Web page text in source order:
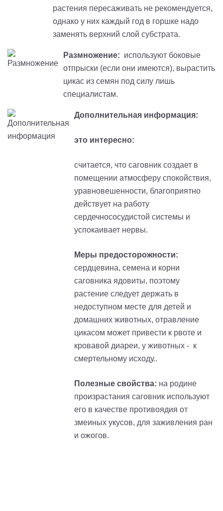
растения пересаживать не рекомендуется,
однако у них каждый год в горшке надо
заменять верхний слой субстрата.
Размножение: используют боковые
отпрыски (если они имеются), вырастить
цикас из семян под силу лишь
специалистам.
Дополнительная информация:
это интересно:
считается, что саговник создает в
помещении атмосферу спокойствия,
уравновешенности, благоприятно
действует на работу
сердечнососудистой системы и
успокаивает нервы.
Меры предосторожности:
сердцевина, семена и корни
саговника ядовиты, поэтому
растение следует держать в
недоступном месте для детей и
домашних животных, отравление
цикасом может привести к рвоте и
кровавой диареи, у животных - к
смертельному исходу..
Полезные свойства: на родине
произрастания саговник используют
его в качестве противоядия от
змеиных укусов, для заживления ран
и ожогов.